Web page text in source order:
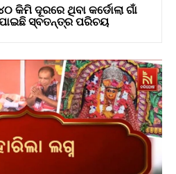
କିମି ଦୂରରେ ଥିବା କର୍ଡୋଲା ଗାଁ
ପାଇଛି ସ୍ବତନ୍ତ୍ର ପରିଚୟ